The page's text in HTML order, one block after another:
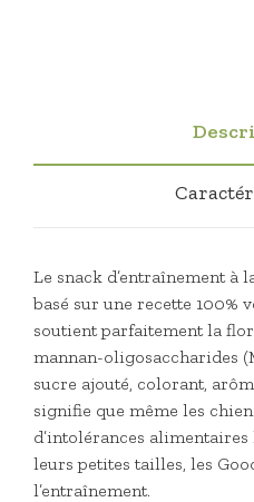
Le snack d’entraînement à
basé sur une recette 100%
soutient parfaitement la
mannan-oligosaccharides
sucre ajouté, colorant,
signifie que même les
d’intolérances alimentaires
leurs petites tailles, les
l’entraînement.